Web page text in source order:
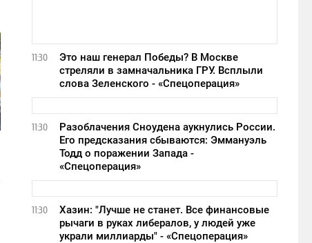
11:30
Это наш генерал Победы? В Москве
стреляли в замначальника ГРУ. Всплыли
слова Зеленского - «Спецоперация»
11:30
Разоблачения Сноудена аукнулись России.
Его предсказания сбываются: Эммануэль
Тодд о поражении Запада -
«Спецоперация»
11:30
Хазин: "Лучше не станет. Все финансовые
рычаги в руках либералов, у людей уже
украли миллиарды" - «Спецоперация»